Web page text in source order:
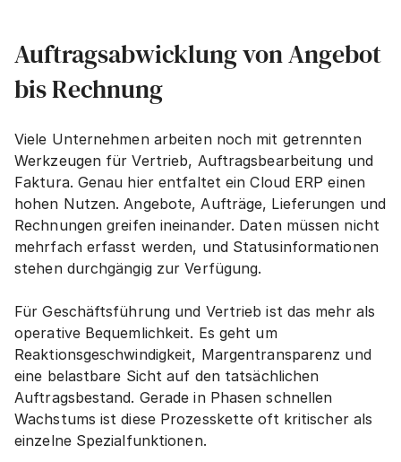
Auftragsabwicklung von Angebot
bis Rechnung
Viele Unternehmen arbeiten noch mit getrennten
Werkzeugen für Vertrieb, Auftragsbearbeitung und
Faktura. Genau hier entfaltet ein Cloud ERP einen
hohen Nutzen. Angebote, Aufträge, Lieferungen und
Rechnungen greifen ineinander. Daten müssen nicht
mehrfach erfasst werden, und Statusinformationen
stehen durchgängig zur Verfügung.
Für Geschäftsführung und Vertrieb ist das mehr als
operative Bequemlichkeit. Es geht um
Reaktionsgeschwindigkeit, Margentransparenz und
eine belastbare Sicht auf den tatsächlichen
Auftragsbestand. Gerade in Phasen schnellen
Wachstums ist diese Prozesskette oft kritischer als
einzelne Spezialfunktionen.